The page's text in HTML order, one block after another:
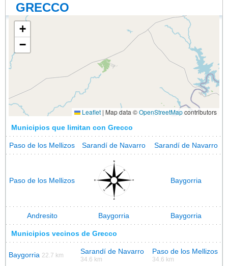
GRECCO
+
−
Leaflet | Map data ©OpenStreetMapcontributors
Municipios que limitan con Grecco
Paso de los Mellizos Sarandí de Navarro Sarandí de Navarro
Paso de los Mellizos Baygorria
Andresito Baygorria Baygorria
Municipios vecinos de Grecco
Baygorria 22.7 km Sarandí de Navarro
34.6 km
Paso de los Mellizos
34.6 km